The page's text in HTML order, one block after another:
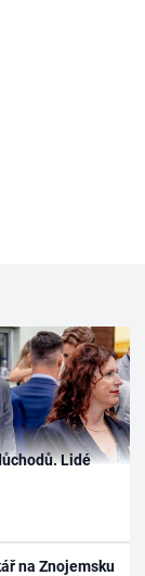
Lidé
na Znojemsku